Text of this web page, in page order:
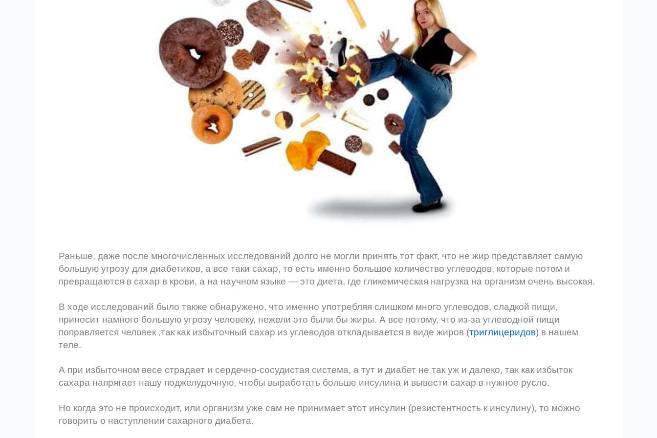
Раньше, даже после многочисленных исследований долго не могли принять тот факт, что не жир представляет самую
большую угрозу для диабетиков, а все таки сахар, то есть именно большое количество углеводов, которые потом и
превращаются в сахар в крови, а на научном языке — это диета, где гликемическая нагрузка на организм очень высокая.
В ходе исследований было также обнаружено, что именно употребляя слишком много углеводов, сладкой пищи,
приносит намного большую угрозу человеку, нежели это были бы жиры. А все потому, что из-за углеводной пищи
поправляется человек ,так как избыточный сахар из углеводов откладывается в виде жиров (триглицеридов) в нашем
теле.
А при избыточном весе страдает и сердечно-сосудистая система, а тут и диабет не так уж и далеко, так как избыток
сахара напрягает нашу поджелудочную, чтобы выработать больше инсулина и вывести сахар в нужное русло.
Но когда это не происходит, или организм уже сам не принимает этот инсулин (резистентность к инсулину), то можно
говорить о наступлении сахарного диабета.